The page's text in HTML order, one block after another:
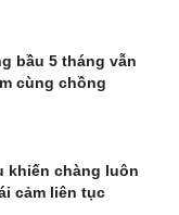
bầu 5 tháng vẫn
cùng chồng
khiến chàng luôn
cảm liên tục